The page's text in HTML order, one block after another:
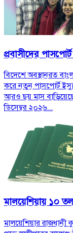
প্রবাসীদের
বিদেশে অবস্থানরত
করে নতুন পাসপোর্ট
আরও ছয় মাস
ডিসেম্বর ২০২৬...
মালয়েশিয়ায় ১০
মালয়েশিয়ার